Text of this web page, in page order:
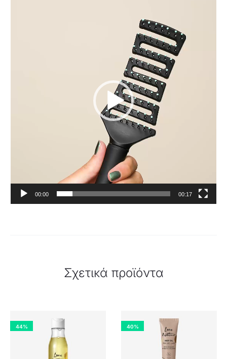
00:00 00:17
Σχετικά προϊόντα
44% 40%